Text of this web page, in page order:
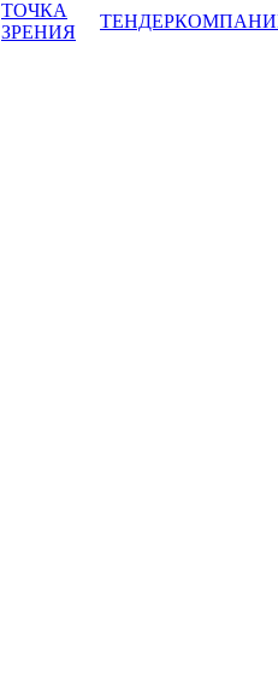
ТОЧКА
ЗРЕНИЯ
ТЕНДЕР